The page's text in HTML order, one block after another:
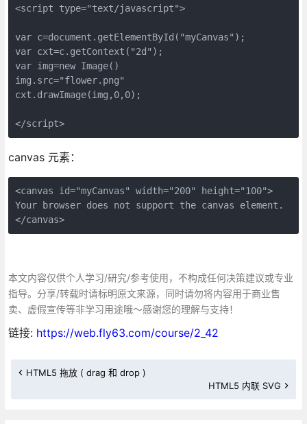
<script type="text/javascript">
var c=document.getElementById("myCanvas");
var cxt=c.getContext("2d");
var img=new Image()
img.src="flower.png"
cxt.drawImage(img,0,0);
</script>
canvas 元素：
<canvas id="myCanvas" width="200" height="100">
Your browser does not support the canvas element.
</canvas>
本文内容仅供个人学习/研究/参考使用，不构成任何决策建议或专业
指导。分享/转载时请标明原文来源，同时请勿将内容用于商业售
卖、虚假宣传等非学习用途哦～感谢您的理解与支持！
链接: https://web.fly63.com/course/2_42
HTML5 拖放 ( drag 和 drop )
HTML5 内联 SVG